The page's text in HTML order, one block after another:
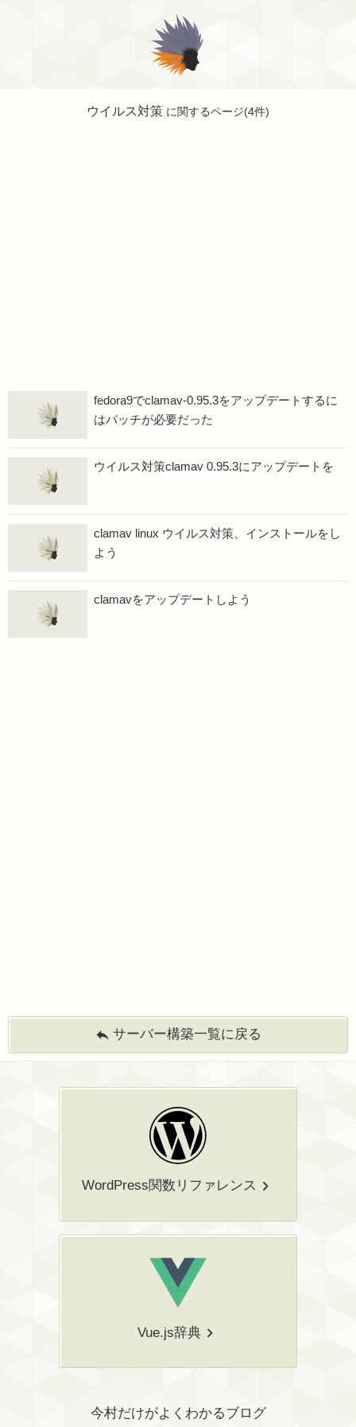
ウイルス対策 に関するページ(4件)
fedora9でclamav-0.95.3をアップデートするに
はパッチが必要だった
ウイルス対策clamav 0.95.3にアップデートを
clamav linux ウイルス対策、インストールをし
よう
clamavをアップデートしよう
サーバー構築一覧に戻る
WordPress関数リファレンス
Vue.js辞典
今村だけがよくわかるブログ